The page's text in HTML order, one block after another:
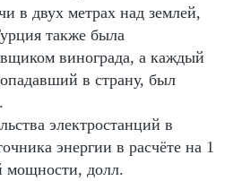
в двух метрах над землей,
также была
винограда, а каждый
в страну, был
электростанций в
энергии в расчёте на 1
мощности, долл.